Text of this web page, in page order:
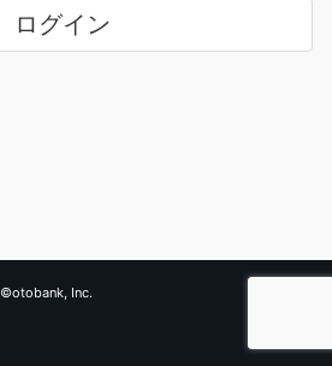
ログイン
©otobank, Inc.